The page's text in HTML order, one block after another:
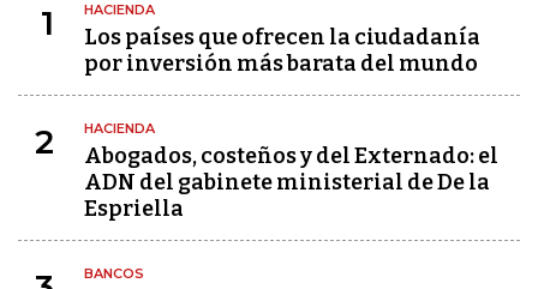
1 HACIENDA
Los países que ofrecen la ciudadanía
por inversión más barata del mundo
2 HACIENDA
Abogados, costeños y del Externado: el
ADN del gabinete ministerial de De la
Espriella
BANCOS